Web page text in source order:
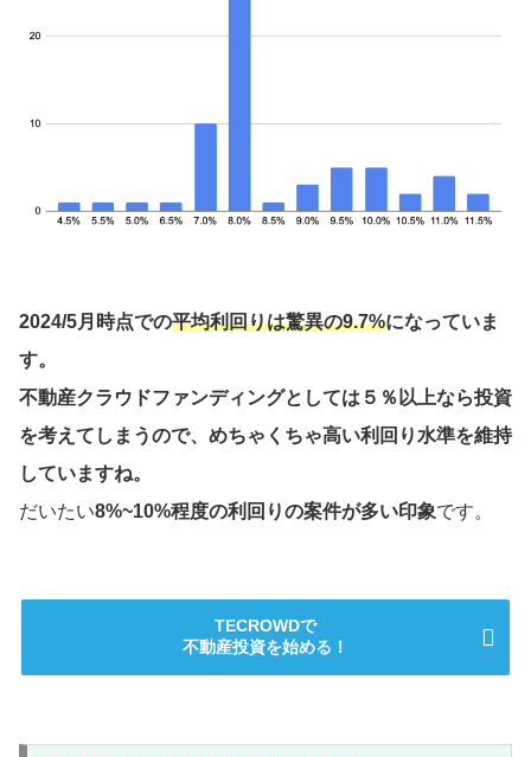
2024/5月時点での平均利回りは驚異の9.7%になっていま
す。
不動産クラウドファンディングとしては５％以上なら投資
を考えてしまうので、めちゃくちゃ高い利回り水準を維持
していますね。
だいたい8%~10%程度の利回りの案件が多い印象です。
TECROWDで
不動産投資を始める！